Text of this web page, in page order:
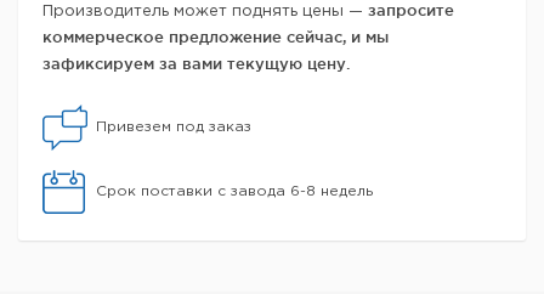
Производитель может поднять цены — запросите
коммерческое предложение сейчас, и мы
зафиксируем за вами текущую цену.
Привезем под заказ
Срок поставки с завода 6-8 недель